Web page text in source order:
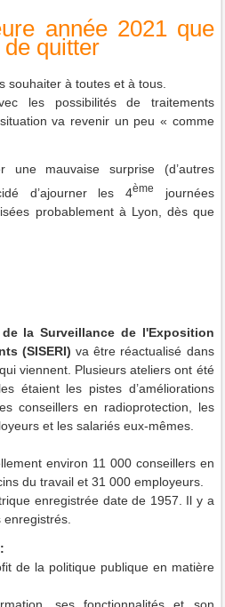
année 2021 que
quitter
souhaiter à toutes et à tous.
les possibilités de traitements
va revenir un peu « comme
mauvaise surprise (d’autres
d’ajourner les 4ème
journées
probablement à Lyon, dès que
la Surveillance de l'Exposition
(SISERI) va être réactualisé dans
viennent. Plusieurs ateliers ont été
étaient les pistes d’améliorations
conseillers en radioprotection, les
et les salariés eux-mêmes.
environ 11 000 conseillers en
du travail et 31 000 employeurs.
enregistrée date de 1957. Il y a
de la politique publique en matière
ses fonctionnalités et son